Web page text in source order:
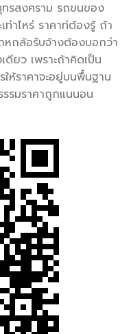
รสงคราม รถขนของ
ท่าไหร่ ราคาท่ต้องรู้ ถ้า
หกล้อรับจ้างต้องบอกว่า
ดียว เพราะถ้าคิดเป็น
ห้ราคาจะอยู่บนพื้นฐาน
รรมราคาถูกแนนอน